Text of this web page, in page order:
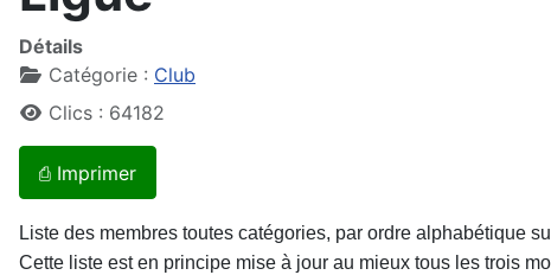
Détails
Catégorie : Club
Clics : 64182
⎙ Imprimer
Liste des membres toutes catégories, par ordre alphabétique
Cette liste est en principe mise à jour au mieux tous les trois